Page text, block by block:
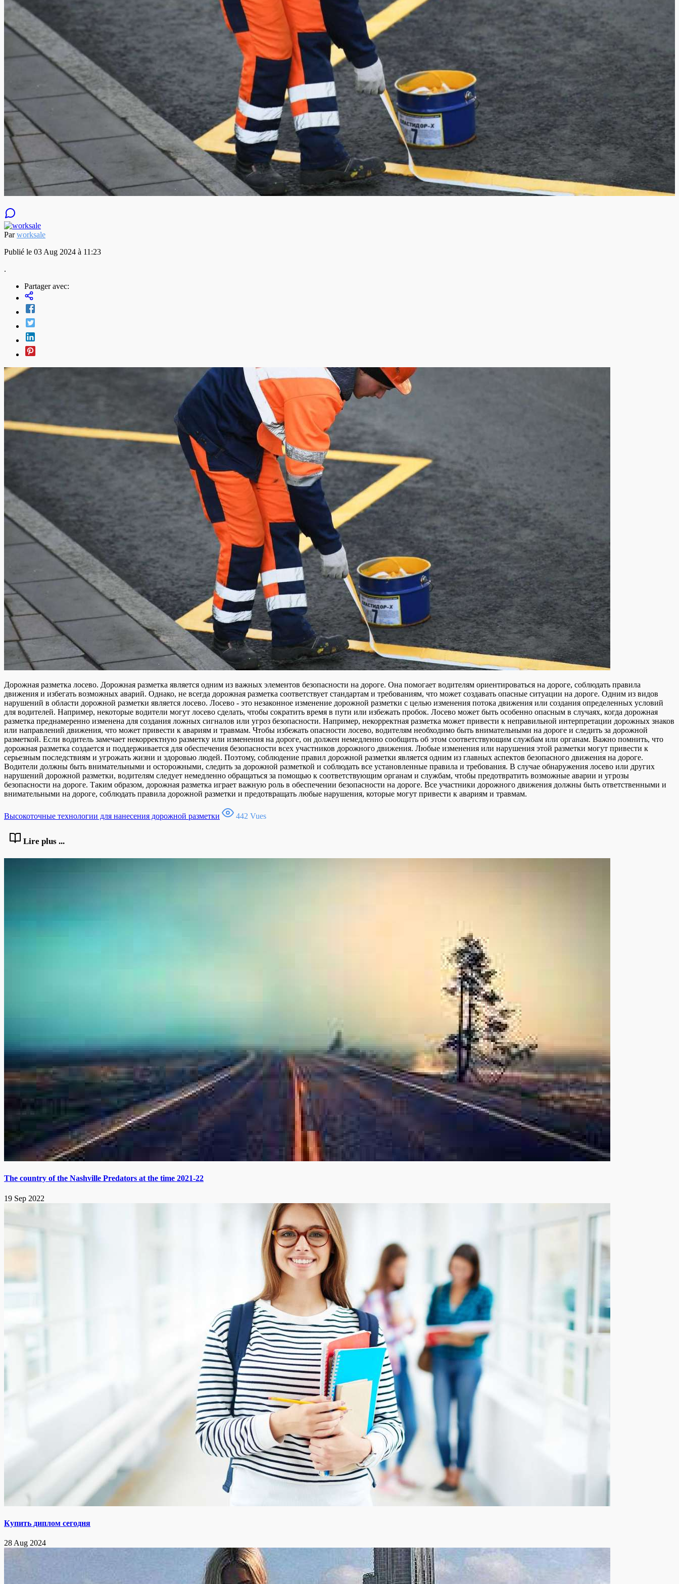
Parworksale
Publié le 03 Aug 2024 à 11:23
.
Partager avec:
Дорожная разметка лосево. Дорожная разметка является одним из важных элементов безопасности на дороге. Она помогает водителям ориентироваться на дороге, соблюдать правила
движения и избегать возможных аварий. Однако, не всегда дорожная разметка соответствует стандартам и требованиям, что может создавать опасные ситуации на дороге. Одним из видов
нарушений в области дорожной разметки является лосево. Лосево - это незаконное изменение дорожной разметки с целью изменения потока движения или создания определенных условий
для водителей. Например, некоторые водители могут лосево сделать, чтобы сократить время в пути или избежать пробок. Лосево может быть особенно опасным в случаях, когда дорожная
разметка преднамеренно изменена для создания ложных сигналов или угроз безопасности. Например, некорректная разметка может привести к неправильной интерпретации дорожных знаков
или направлений движения, что может привести к авариям и травмам. Чтобы избежать опасности лосево, водителям необходимо быть внимательными на дороге и следить за дорожной
разметкой. Если водитель замечает некорректную разметку или изменения на дороге, он должен немедленно сообщить об этом соответствующим службам или органам. Важно помнить, что
дорожная разметка создается и поддерживается для обеспечения безопасности всех участников дорожного движения. Любые изменения или нарушения этой разметки могут привести к
серьезным последствиям и угрожать жизни и здоровью людей. Поэтому, соблюдение правил дорожной разметки является одним из главных аспектов безопасного движения на дороге.
Водители должны быть внимательными и осторожными, следить за дорожной разметкой и соблюдать все установленные правила и требования. В случае обнаружения лосево или других
нарушений дорожной разметки, водителям следует немедленно обращаться за помощью к соответствующим органам и службам, чтобы предотвратить возможные аварии и угрозы
безопасности на дороге. Таким образом, дорожная разметка играет важную роль в обеспечении безопасности на дороге. Все участники дорожного движения должны быть ответственными и
внимательными на дороге, соблюдать правила дорожной разметки и предотвращать любые нарушения, которые могут привести к авариям и травмам.
Высокоточные технологии для нанесения дорожной разметки 442 Vues
Lire plus ...
The country of the Nashville Predators at the time 2021-22
19 Sep 2022
Купить диплом сегодня
28 Aug 2024